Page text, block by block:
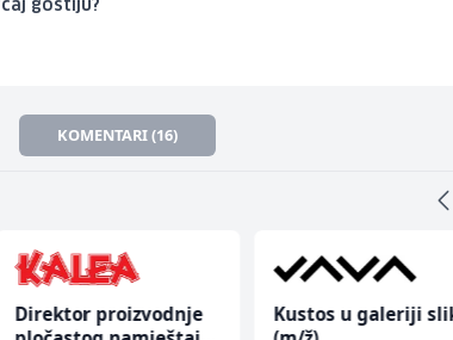
gostiju?
KOMENTARI (16)
Direktor proizvodnje
Kustos u galeriji